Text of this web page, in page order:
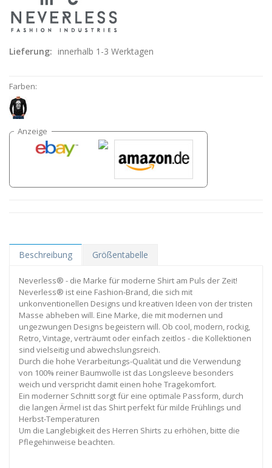
Lieferung: innerhalb 1-3 Werktagen
Farben:
Beschreibung Größentabelle
Neverless® - die Marke für moderne Shirt am Puls der Zeit!
Neverless® ist eine Fashion-Brand, die sich mit
unkonventionellen Designs und kreativen Ideen von der tristen
Masse abheben will. Eine Marke, die mit modernen und
ungezwungen Designs begeistern will. Ob cool, modern, rockig,
Retro, Vintage, verträumt oder einfach zeitlos - die Kollektionen
sind vielseitig und abwechslungsreich.
Durch die hohe Verarbeitungs-Qualität und die Verwendung
von 100% reiner Baumwolle ist das Longsleeve besonders
weich und verspricht damit einen hohe Tragekomfort.
Ein moderner Schnitt sorgt für eine optimale Passform, durch
die langen Ärmel ist das Shirt perfekt für milde Frühlings und
Herbst-Temperaturen
Um die Langlebigkeit des Herren Shirts zu erhöhen, bitte die
Pflegehinweise beachten.